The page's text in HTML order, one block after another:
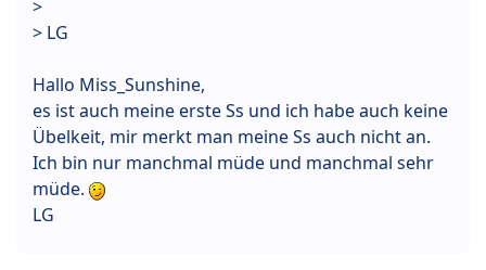
>
> LG
Hallo Miss_Sunshine,
es ist auch meine erste Ss und ich habe auch keine
Übelkeit, mir merkt man meine Ss auch nicht an.
Ich bin nur manchmal müde und manchmal sehr
müde.
LG